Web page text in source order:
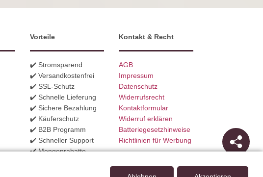
Vorteile
✔️ Stromsparend
✔️ Versandkostenfrei
✔️ SSL-Schutz
✔️ Schnelle Lieferung
✔️ Sichere Bezahlung
✔️ Käuferschutz
✔️ B2B Programm
✔️ Schneller Support
✔️ Mengenrabatte
Kontakt & Recht
AGB
Impressum
Datenschutz
Widerrufsrecht
Kontaktformular
Widerruf erklären
Batteriegesetzhinweise
Richtlinien für Werbung